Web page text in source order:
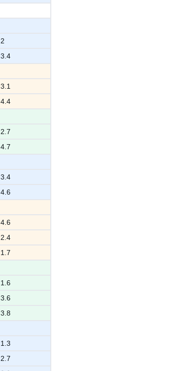
2
3.4
3.1
4.4
2.7
4.7
3.4
4.6
4.6
2.4
1.7
1.6
3.6
3.8
1.3
2.7